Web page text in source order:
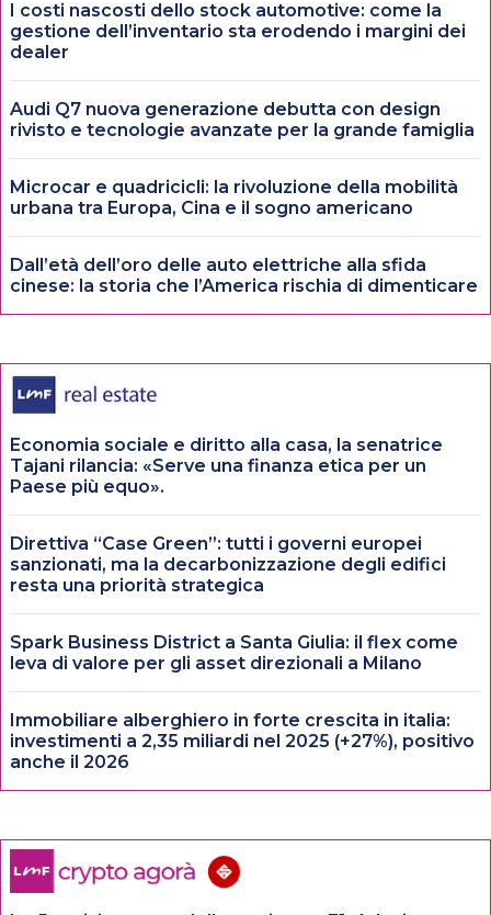
I costi nascosti dello stock automotive: come la
gestione dell’inventario sta erodendo i margini dei
dealer
Audi Q7 nuova generazione debutta con design
rivisto e tecnologie avanzate per la grande famiglia
Microcar e quadricicli: la rivoluzione della mobilità
urbana tra Europa, Cina e il sogno americano
Dall’età dell’oro delle auto elettriche alla sfida
cinese: la storia che l’America rischia di dimenticare
Economia sociale e diritto alla casa, la senatrice
Tajani rilancia: «Serve una finanza etica per un
Paese più equo».
Direttiva “Case Green”: tutti i governi europei
sanzionati, ma la decarbonizzazione degli edifici
resta una priorità strategica
Spark Business District a Santa Giulia: il flex come
leva di valore per gli asset direzionali a Milano
Immobiliare alberghiero in forte crescita in italia:
investimenti a 2,35 miliardi nel 2025 (+27%), positivo
anche il 2026